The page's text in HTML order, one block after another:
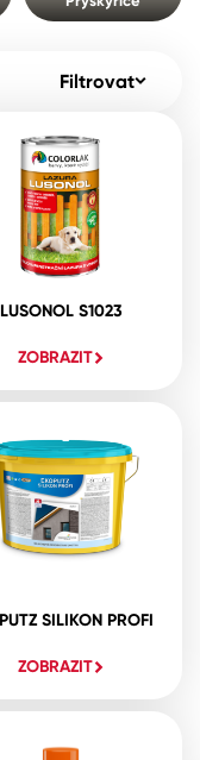
Po – Pá: 8:00–15:00
Worldwide
Filtrovat
LUSONOL S1023
ZOBRAZIT
SILIKON PROFI
ZOBRAZIT